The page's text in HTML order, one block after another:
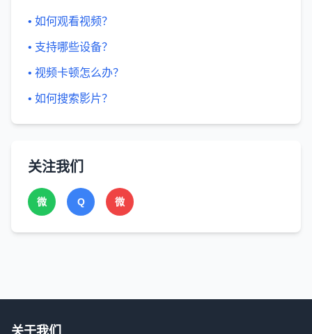
• 如何观看视频？
• 支持哪些设备？
• 视频卡顿怎么办？
• 如何搜索影片？
关注我们
微 Q 微
关于我们